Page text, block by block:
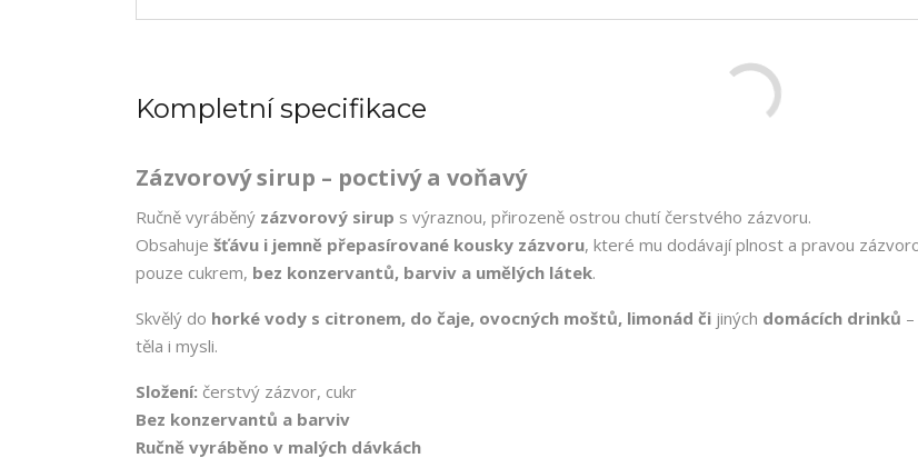
Kompletní specifikace
Zázvorový sirup – poctivý a voňavý
Ručně vyráběný zázvorový sirup s výraznou, přirozeně ostrou chutí čerstvého zázvoru.
Obsahuje šťávu i jemně přepasírované kousky zázvoru, které mu dodávají plnost a pravou
pouze cukrem, bez konzervantů, barviv a umělých látek.
Skvělý do horké vody s citronem, do čaje, ovocných moštů, limonád či jiných domácích drinků
těla i mysli.
Složení: čerstvý zázvor, cukr
Bez konzervantů a barviv
Ručně vyráběno v malých dávkách